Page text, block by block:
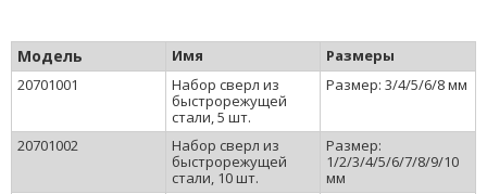
Модель Имя
Размеры
20701001
Набор сверл из
быстрорежущей
стали, 5 шт.
Размер: 3/4/5/6/8 мм
20701002
Набор сверл из
быстрорежущей
стали, 10 шт.
Размер:
1/2/3/4/5/6/7/8/9/10
мм